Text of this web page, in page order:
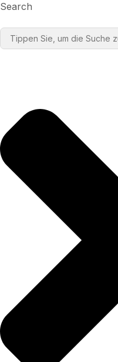
Search